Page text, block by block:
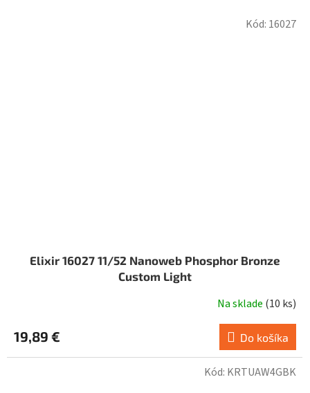
Elixir 16027 11/52 Nanoweb Phosphor Bronze
Custom Light
Na sklade (10 ks)
19,89 € Do košíka
Kód: 16027
Kód: KRTUAW4GBK